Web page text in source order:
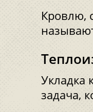
Кровлю,
Укладка
задача,